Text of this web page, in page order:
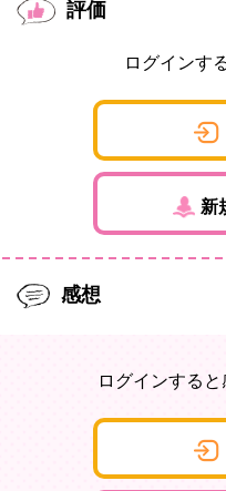
評価
ログインす
新
感想
ログインする